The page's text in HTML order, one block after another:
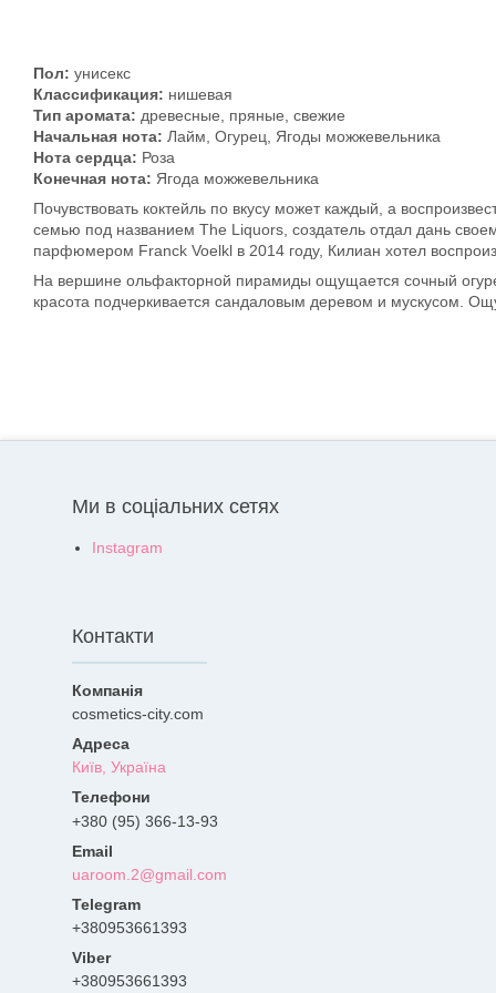
Пол: унисекс
Классификация: нишевая
Тип аромата: древесные, пряные, свежие
Начальная нота: Лайм, Огурец, Ягоды можжевельника
Нота сердца: Роза
Конечная нота: Ягода можжевельника
Почувствовать коктейль по вкусу может каждый, а
семью под названием The Liquors, создатель отдал дань
парфюмером Franck Voelkl в 2014 году, Килиан хотел
На вершине ольфакторной пирамиды ощущается сочный
красота подчеркивается сандаловым деревом и мускусом.
Ми в соціальних сетях
Instagram
Контакти
cosmetics-city.com
Київ, Україна
+380 (95) 366-13-93
uaroom.2@gmail.com
+380953661393
+380953661393